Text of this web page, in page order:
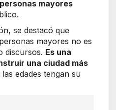
mayores
se destacó que
mayores no es
discursos. Es una
una ciudad más
edades tengan su